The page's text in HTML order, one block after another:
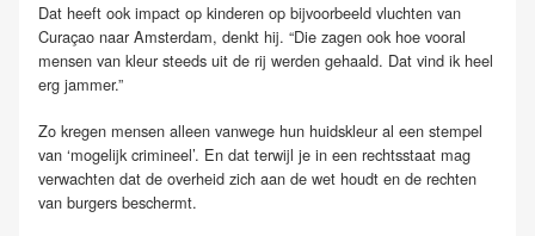
Dat heeft ook impact op kinderen op bijvoorbeeld vluchten van
Curaçao naar Amsterdam, denkt hij. “Die zagen ook hoe vooral
mensen van kleur steeds uit de rij werden gehaald. Dat vind ik heel
erg jammer.”
Zo kregen mensen alleen vanwege hun huidskleur al een stempel
van ‘mogelijk crimineel’. En dat terwijl je in een rechtsstaat mag
verwachten dat de overheid zich aan de wet houdt en de rechten
van burgers beschermt.